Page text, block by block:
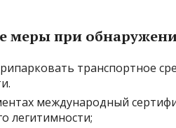
меры при
транспортное
международный
легитимности;